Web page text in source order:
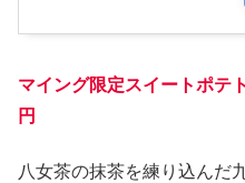
マイング限定スイートポ
円
八女茶の抹茶を練り込んだ